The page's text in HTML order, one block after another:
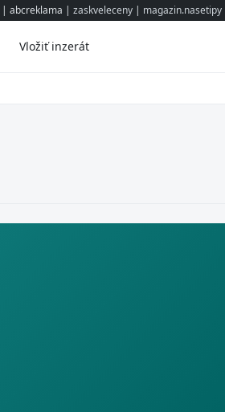
| abcreklama | zaskveleceny | magazin.nasetipy
Vložiť inzerát